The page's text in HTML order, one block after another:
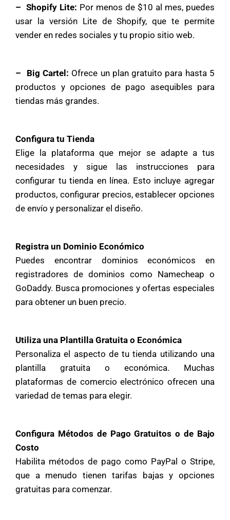
– Shopify Lite: Por menos de $10 al mes, puedes
usar la versión Lite de Shopify, que te permite
vender en redes sociales y tu propio sitio web.
– Big Cartel: Ofrece un plan gratuito para hasta 5
productos y opciones de pago asequibles para
tiendas más grandes.
Configura tu Tienda
Elige la plataforma que mejor se adapte a tus
necesidades y sigue las instrucciones para
configurar tu tienda en línea. Esto incluye agregar
productos, configurar precios, establecer opciones
de envío y personalizar el diseño.
Registra un Dominio Económico
Puedes encontrar dominios económicos en
registradores de dominios como Namecheap o
GoDaddy. Busca promociones y ofertas especiales
para obtener un buen precio.
Utiliza una Plantilla Gratuita o Económica
Personaliza el aspecto de tu tienda utilizando una
plantilla gratuita o económica. Muchas
plataformas de comercio electrónico ofrecen una
variedad de temas para elegir.
Configura Métodos de Pago Gratuitos o de Bajo
Costo
Habilita métodos de pago como PayPal o Stripe,
que a menudo tienen tarifas bajas y opciones
gratuitas para comenzar.